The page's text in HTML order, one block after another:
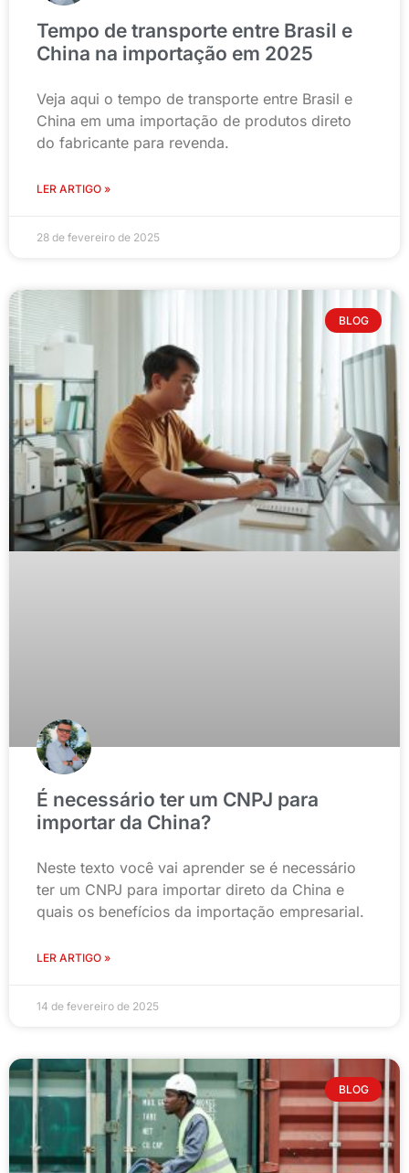
Tempo de transporte entre Brasil e
China na importação em 2025
Veja aqui o tempo de transporte entre Brasil e
China em uma importação de produtos direto
do fabricante para revenda.
LER ARTIGO »
28 de fevereiro de 2025
BLOG
É necessário ter um CNPJ para
importar da China?
Neste texto você vai aprender se é necessário
ter um CNPJ para importar direto da China e
quais os benefícios da importação empresarial.
LER ARTIGO »
14 de fevereiro de 2025
BLOG